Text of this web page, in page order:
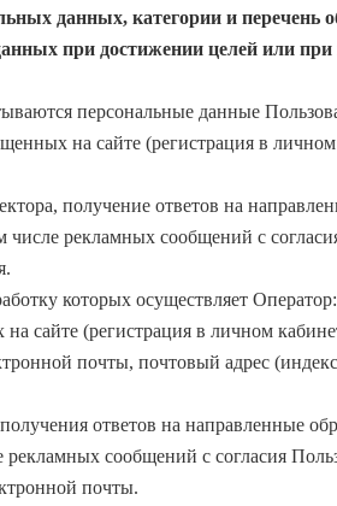
данных, категории и
при достижении целей или
персональные данные
на сайте (регистрация в
получение ответов на
рекламных сообщений с
которых осуществляет Оператор:
сайте (регистрация в личном
почты, почтовый адрес
ответов на направленные
сообщений с согласия
почты.